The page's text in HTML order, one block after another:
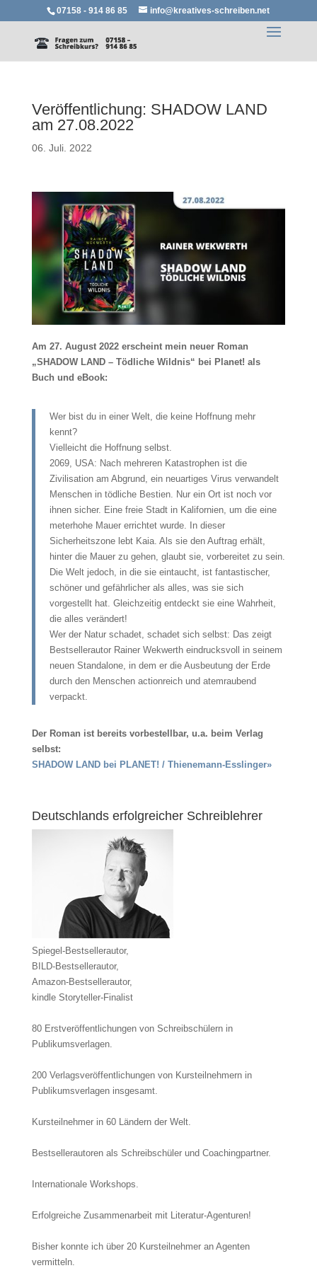
07158 - 914 86 85 info@kreatives-schreiben.net
Veröffentlichung: SHADOW LAND
am 27.08.2022
06. Juli. 2022
Am 27. August 2022 erscheint mein neuer Roman
„SHADOW LAND – Tödliche Wildnis“ bei Planet! als
Buch und eBook:
Wer bist du in einer Welt, die keine Hoffnung mehr
kennt?
Vielleicht die Hoffnung selbst.
2069, USA: Nach mehreren Katastrophen ist die
Zivilisation am Abgrund, ein neuartiges Virus verwandelt
Menschen in tödliche Bestien. Nur ein Ort ist noch vor
ihnen sicher. Eine freie Stadt in Kalifornien, um die eine
meterhohe Mauer errichtet wurde. In dieser
Sicherheitszone lebt Kaia. Als sie den Auftrag erhält,
hinter die Mauer zu gehen, glaubt sie, vorbereitet zu sein.
Die Welt jedoch, in die sie eintaucht, ist fantastischer,
schöner und gefährlicher als alles, was sie sich
vorgestellt hat. Gleichzeitig entdeckt sie eine Wahrheit,
die alles verändert!
Wer der Natur schadet, schadet sich selbst: Das zeigt
Bestsellerautor Rainer Wekwerth eindrucksvoll in seinem
neuen Standalone, in dem er die Ausbeutung der Erde
durch den Menschen actionreich und atemraubend
verpackt.
Der Roman ist bereits vorbestellbar, u.a. beim Verlag
selbst:
SHADOW LAND bei PLANET! / Thienemann-Esslinger»
Deutschlands erfolgreicher Schreiblehrer
Spiegel-Bestsellerautor,
BILD-Bestsellerautor,
Amazon-Bestsellerautor,
kindle Storyteller-Finalist
80 Erstveröffentlichungen von Schreibschülern in
Publikumsverlagen.
200 Verlags­ver­öffent­lichungen von Kursteilnehmern in
Publikumsverlagen insgesamt.
Kursteilnehmer in 60 Ländern der Welt.
Bestsellerautoren als Schreibschüler und Coachingpartner.
Internationale Workshops.
Erfolgreiche Zusammenarbeit mit Literatur-Agenturen!
Bisher konnte ich über 20 Kursteilnehmer an Agenten
vermitteln.